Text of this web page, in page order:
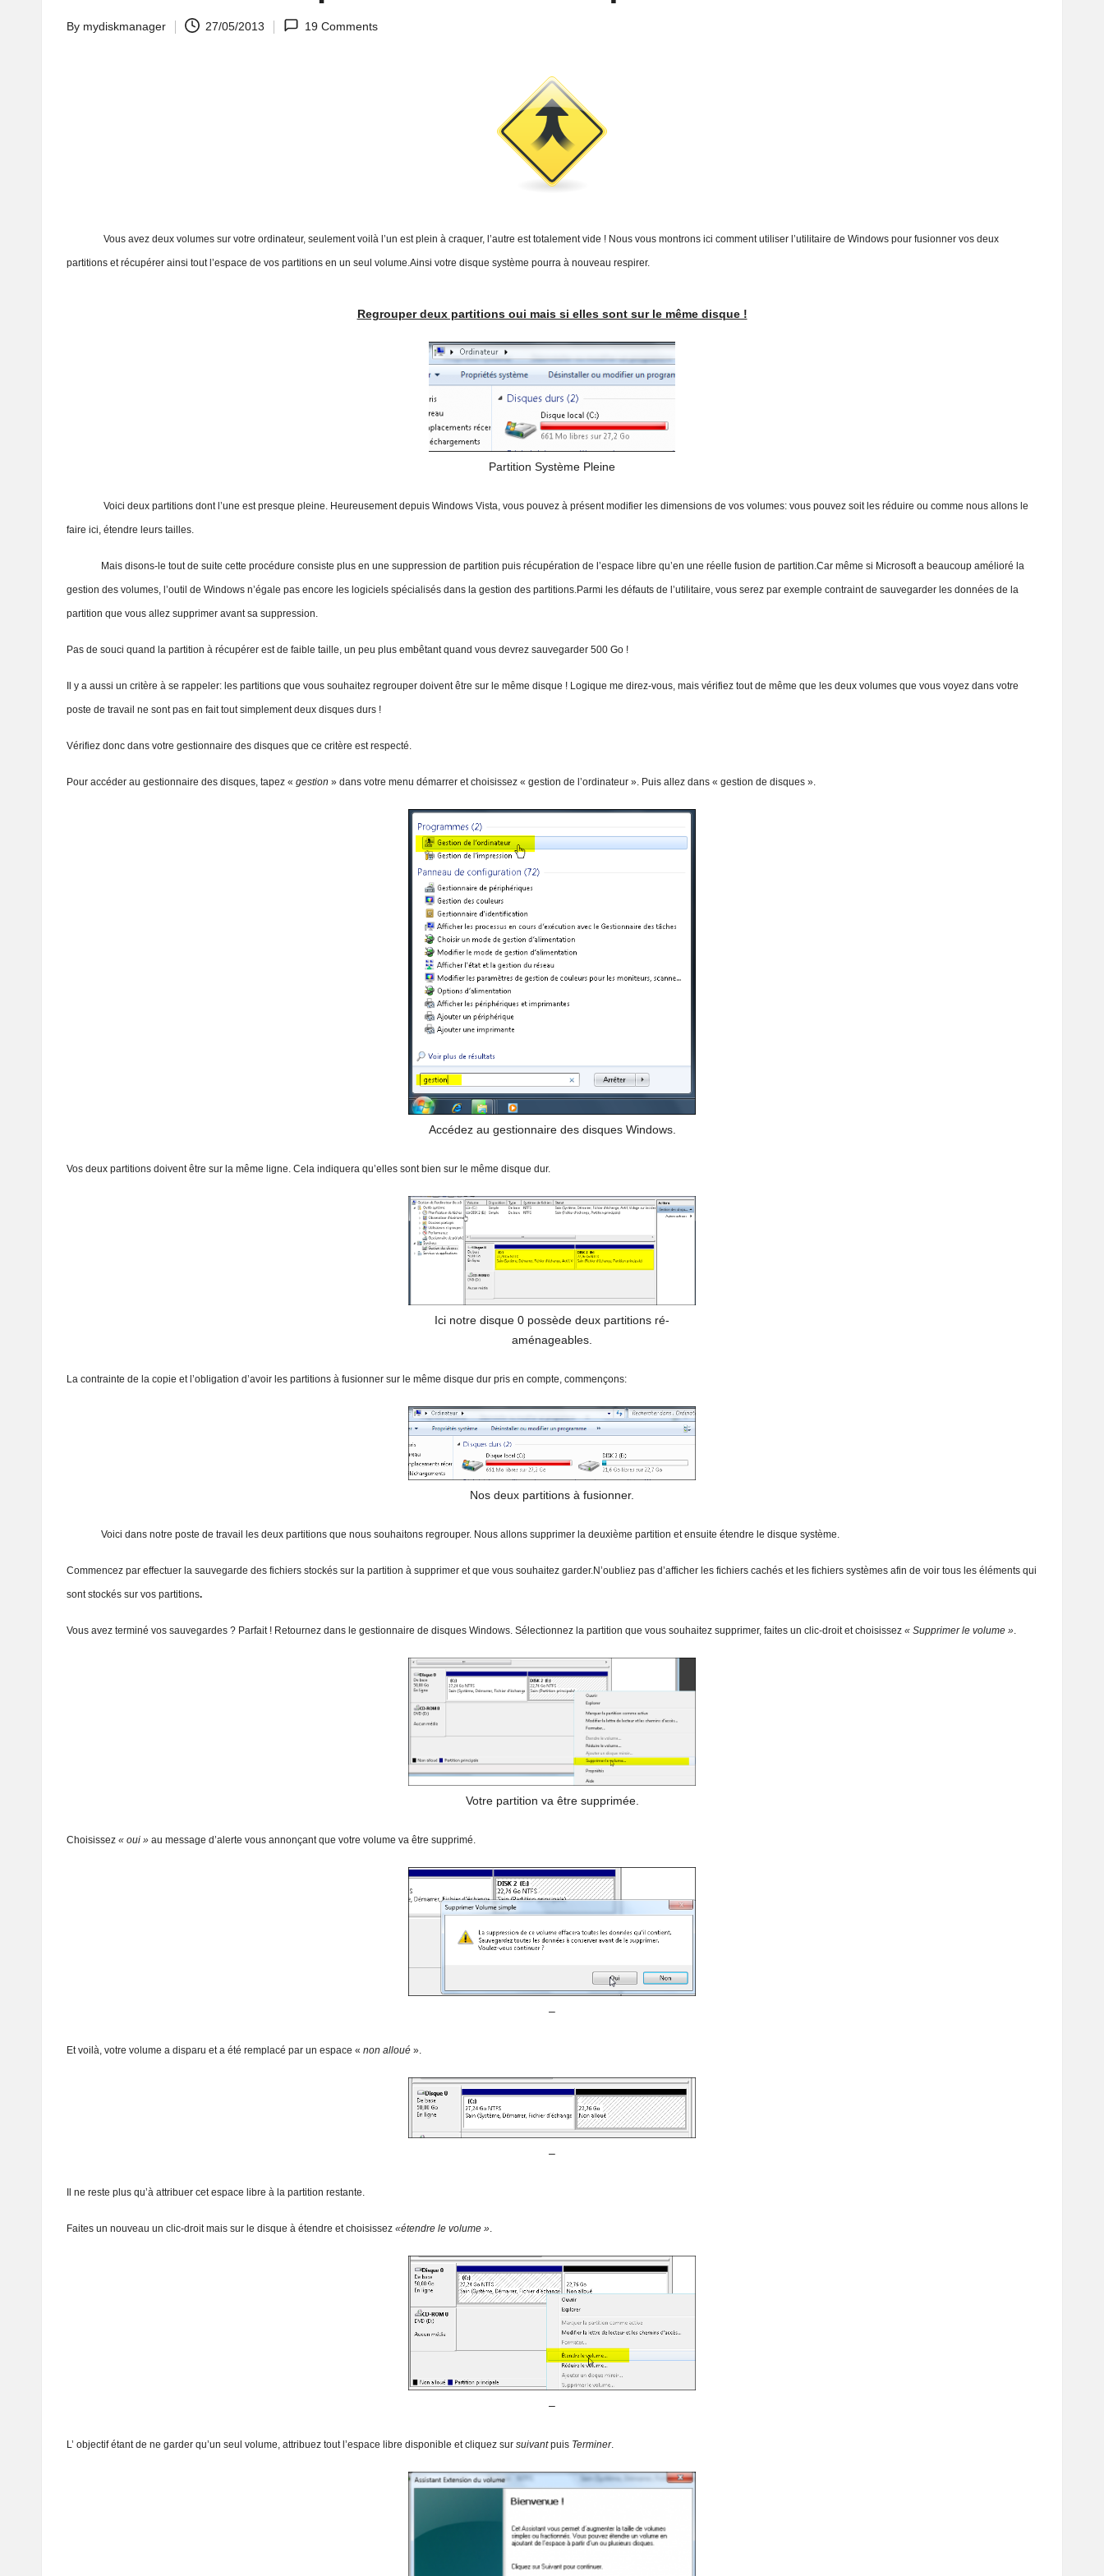
Posted
By mydiskmanager 27/05/2013 19 Comments
Vous avez deux volumes sur votre ordinateur, seulement voilà l’un est plein à craquer, l’autre est totalement vide ! Nous vous montrons ici comment utiliser l’utilitaire de Windows pour fusionner vos deux
partitions et récupérer ainsi tout l’espace de vos partitions en un seul volume.Ainsi votre disque système pourra à nouveau respirer.
Regrouper deux partitions oui mais si elles sont sur le même disque !
Partition Système Pleine
Voici deux partitions dont l’une est presque pleine. Heureusement depuis Windows Vista, vous pouvez à présent modifier les dimensions de vos volumes: vous pouvez soit les réduire ou comme nous allons le
faire ici, étendre leurs tailles.
Mais disons-le tout de suite cette procédure consiste plus en une suppression de partition puis récupération de l’espace libre qu’en une réelle fusion de partition.Car même si Microsoft a beaucoup amélioré la
gestion des volumes, l’outil de Windows n’égale pas encore les logiciels spécialisés dans la gestion des partitions.Parmi les défauts de l’utilitaire, vous serez par exemple contraint de sauvegarder les données de la
partition que vous allez supprimer avant sa suppression.
Pas de souci quand la partition à récupérer est de faible taille, un peu plus embêtant quand vous devrez sauvegarder 500 Go !
Il y a aussi un critère à se rappeler: les partitions que vous souhaitez regrouper doivent être sur le même disque ! Logique me direz-vous, mais vérifiez tout de même que les deux volumes que vous voyez dans votre
poste de travail ne sont pas en fait tout simplement deux disques durs !
Vérifiez donc dans votre gestionnaire des disques que ce critère est respecté.
Pour accéder au gestionnaire des disques, tapez « gestion » dans votre menu démarrer et choisissez « gestion de l’ordinateur ». Puis allez dans « gestion de disques ».
Accédez au gestionnaire des disques Windows.
Vos deux partitions doivent être sur la même ligne. Cela indiquera qu’elles sont bien sur le même disque dur.
Ici notre disque 0 possède deux partitions ré-
aménageables.
La contrainte de la copie et l’obligation d’avoir les partitions à fusionner sur le même disque dur pris en compte, commençons:
Nos deux partitions à fusionner.
Voici dans notre poste de travail les deux partitions que nous souhaitons regrouper. Nous allons supprimer la deuxième partition et ensuite étendre le disque système.
Commencez par effectuer la sauvegarde des fichiers stockés sur la partition à supprimer et que vous souhaitez garder.N’oubliez pas d’afficher les fichiers cachés et les fichiers systèmes afin de voir tous les éléments qui
sont stockés sur vos partitions.
Vous avez terminé vos sauvegardes ? Parfait ! Retournez dans le gestionnaire de disques Windows. Sélectionnez la partition que vous souhaitez supprimer, faites un clic-droit et choisissez « Supprimer le volume ».
Votre partition va être supprimée.
Choisissez « oui » au message d’alerte vous annonçant que votre volume va être supprimé.
–
Et voilà, votre volume a disparu et a été remplacé par un espace « non alloué ».
–
Il ne reste plus qu’à attribuer cet espace libre à la partition restante.
Faites un nouveau un clic-droit mais sur le disque à étendre et choisissez «étendre le volume ».
–
L’ objectif étant de ne garder qu’un seul volume, attribuez tout l’espace libre disponible et cliquez sur suivantpuis Terminer.